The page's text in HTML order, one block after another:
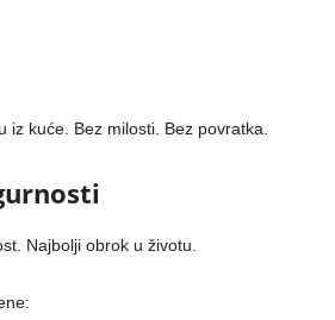
iz kuće. Bez milosti. Bez povratka.
Najbolji obrok u životu.